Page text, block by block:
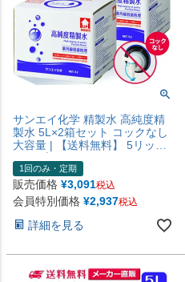
サンエイ化学 精製水 高純度精
製水 5L×2箱セット コックなし
大容量 | 【送料無料】 5リット
ップ 加湿器 アロマ スキンケア
除菌スプレー 除菌水 鼻うがい
ナノケア スチーマー 化粧水 純
水 蒸留水 イオン交換水 超純水
せいせいすい 日本製
1回のみ・定期
販売価格 ¥3,091税込
会員特別価格 ¥2,937税込
詳細を見る